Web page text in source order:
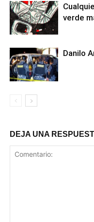
verde
Danilo
DEJA UNA